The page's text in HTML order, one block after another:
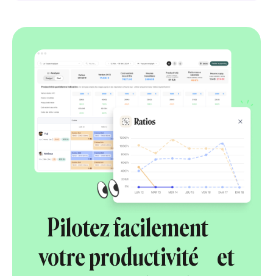
Pilotez facilement
votre productivité et